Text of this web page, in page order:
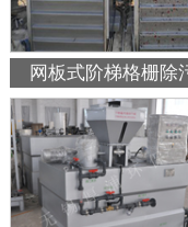
网板式阶梯格栅除